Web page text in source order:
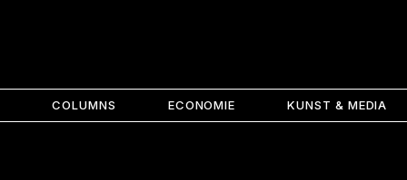
COLUMNS ECONOMIE KUNST & MEDIA